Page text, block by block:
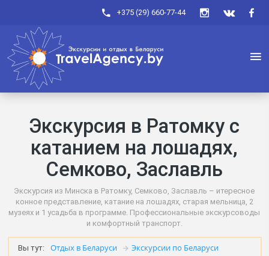
+375 (29) 660-77-44
Экскурсия в Ратомку с
катанием на лошадях,
Семково, Заславль
Экскурсия из Минска в Ратомку, Семково, Заславль – итересное
конное представление, катание на лошадях, старая мельница, 2
музеях и 1 усадьба в программе. Профессиональные экскурсоводы
и комфортный транспорт.
Вы тут: Отдых в Беларуси
Экскурсии по Беларуси